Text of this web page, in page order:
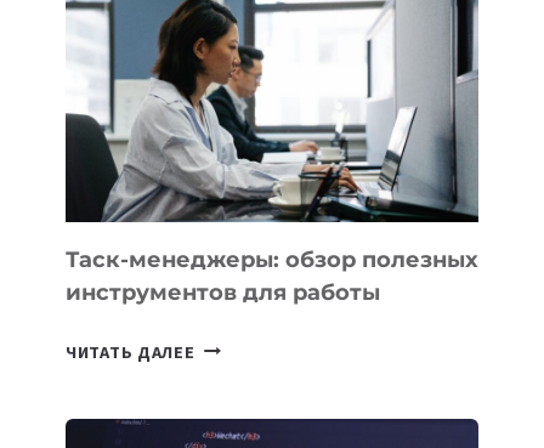
НОВЫЕ
ПРЕДМЕТЫ
ПО
ИСКУССТВЕННОМУ
ИНТЕЛЛЕКТУ
Таск-менеджеры: обзор полезных
инструментов для работы
ЧИТАТЬ ДАЛЕЕ ТАСК-
ПОЛЕЗНЫХ